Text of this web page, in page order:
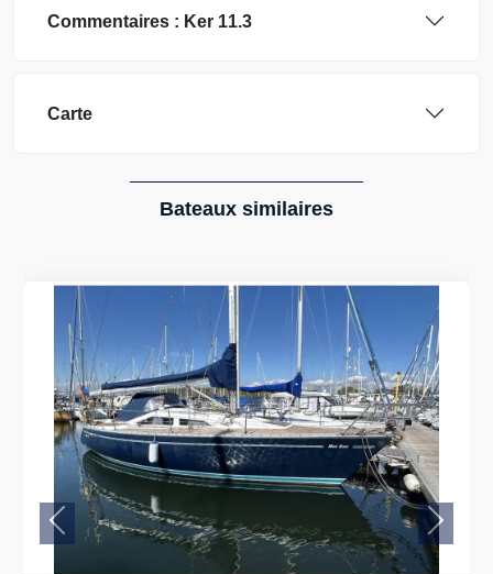
Commentaires : Ker 11.3
Carte
Bateaux similaires
Previous Next